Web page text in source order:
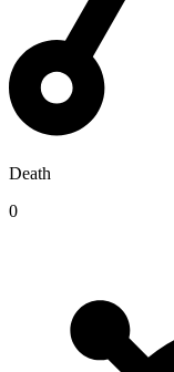
Death
0